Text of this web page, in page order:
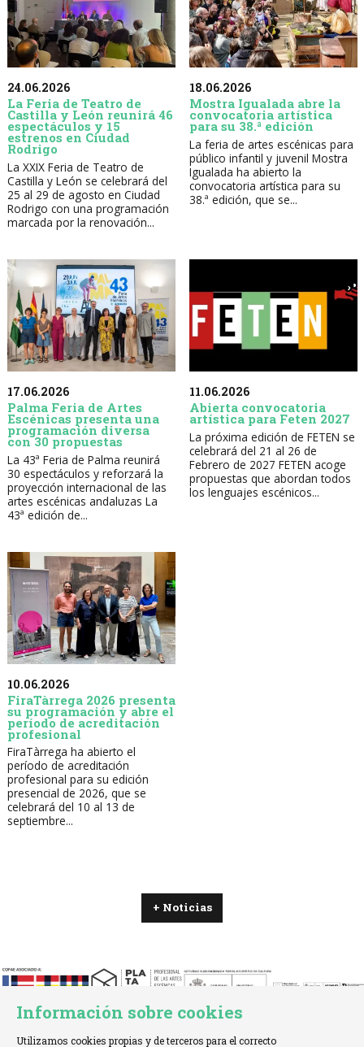
24.06.2026
La Feria de Teatro de
Castilla y León reunirá 46
espectáculos y 15
estrenos en Ciudad
Rodrigo
La XXIX Feria de Teatro de
Castilla y León se celebrará del
25 al 29 de agosto en Ciudad
Rodrigo con una programación
marcada por la renovación...
18.06.2026
Mostra Igualada abre la
convocatoria artística
para su 38.ª edición
La feria de artes escénicas para
público infantil y juvenil Mostra
Igualada ha abierto la
convocatoria artística para su
38.ª edición, que se...
17.06.2026
Palma Feria de Artes
Escénicas presenta una
programación diversa
con 30 propuestas
La 43ª Feria de Palma reunirá
30 espectáculos y reforzará la
proyección internacional de las
artes escénicas andaluzas La
43ª edición de...
11.06.2026
Abierta convocatoria
artística para Feten 2027
La próxima edición de FETEN se
celebrará del 21 al 26 de
Febrero de 2027 FETEN acoge
propuestas que abordan todos
los lenguajes escénicos...
10.06.2026
FiraTàrrega 2026 presenta
su programación y abre el
período de acreditación
profesional
FiraTàrrega ha abierto el
período de acreditación
profesional para su edición
presencial de 2026, que se
celebrará del 10 al 13 de
septiembre...
+ Noticias
Información sobre cookies
Utilizamos cookies propias y de terceros para el correcto